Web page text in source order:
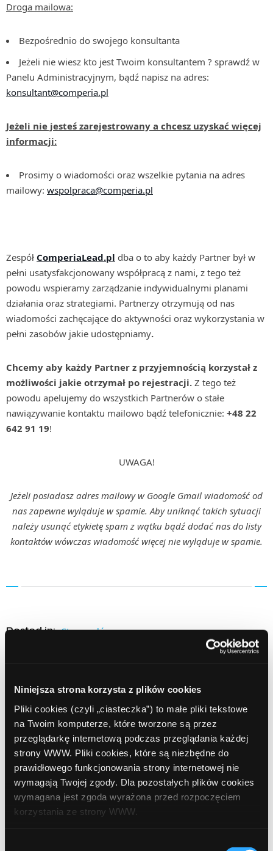
Niniejsza strona korzysta z plików cookies
Pliki cookies (czyli „ciasteczka”) to małe pliki tekstowe
na Twoim komputerze, które tworzone są przez
przeglądarkę internetową podczas przeglądania każdej
strony WWW. Pliki cookies, które są niezbędne do
prawidłowego funkcjonowania strony internetowej nie
wymagają Twojej zgody. Dla pozostałych plików cookies
wymagana jest zgoda wyrażona przed rozpoczęciem
korzystania ze strony WWW.
Droga mailowa:
Bezpośrednio do swojego konsultanta
Jeżeli nie wiesz kto jest Twoim konsultantem ? sprawdź w
Panelu Administracyjnym, bądź napisz na adres:
konsultant@comperia.pl
Jeżeli nie jesteś zarejestrowany a chcesz uzyskać więcej
informacji:
Prosimy o wiadomości oraz wszelkie pytania na adres
mailowy: wspolpraca@comperia.pl
Zespół ComperiaLead.pl dba o to aby każdy Partner był w
pełni usatysfakcjonowany współpracą z nami, z tego też
powodu wspieramy zarządzanie indywidualnymi planami
działania oraz strategiami. Partnerzy otrzymują od nas
wiadomości zachęcające do aktywności oraz wykorzystania w
pełni zasobów jakie udostępniamy.
Chcemy aby każdy Partner z przyjemnością korzystał z
możliwości jakie otrzymał po rejestracji. Z tego też
powodu apelujemy do wszystkich Partnerów o stałe
nawiązywanie kontaktu mailowo bądź telefonicznie: +48 22
642 91 19!
UWAGA!
Jeżeli posiadasz adres mailowy w Google Gmail wiadomość od
nas zapewne wyląduje w spamie. Aby uniknąć takich sytuacji
należy usunąć etykietę spam z wątku bądź dodać nas do listy
kontaktów wówczas wiadomość więcej nie wyląduje w spamie.
Posted in: Strona główna
Prev Article Next Article